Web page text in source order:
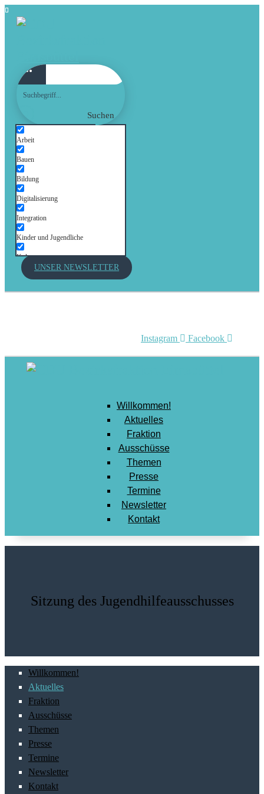
Suchen
Arbeit
Bauen
Bildung
Digitalisierung
Integration
Kinder und Jugendliche
Kultur
Mobilität
Stadtentwicklung
Umwelt
UNSER NEWSLETTER
Instagram Facebook
Willkommen!
Aktuelles
Fraktion
Ausschüsse
Themen
Presse
Termine
Newsletter
Kontakt
Sitzung des Jugendhilfeausschusses
Willkommen!
Aktuelles
Fraktion
Ausschüsse
Themen
Presse
Termine
Newsletter
Kontakt